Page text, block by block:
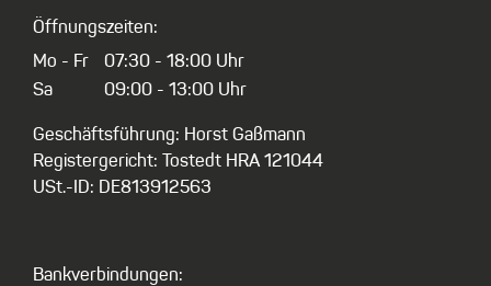
Öffnungszeiten:
Mo - Fr
Sa
07:30 - 18:00 Uhr
09:00 - 13:00 Uhr
Geschäftsführung: Horst Gaßmann
Registergericht: Tostedt HRA 121044
USt.-ID: DE813912563
Bankverbindungen: